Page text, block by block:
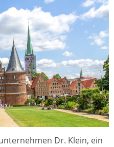
Dr. Klein, ein